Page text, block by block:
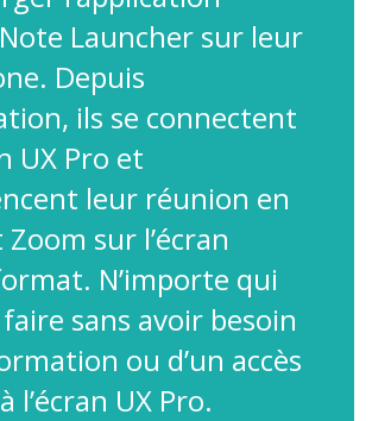
Launcher sur leur
Depuis
ils se connectent
UX Pro et
leur réunion en
sur l’écran
N’importe qui
sans avoir besoin
ou d’un accès
l’écran UX Pro.